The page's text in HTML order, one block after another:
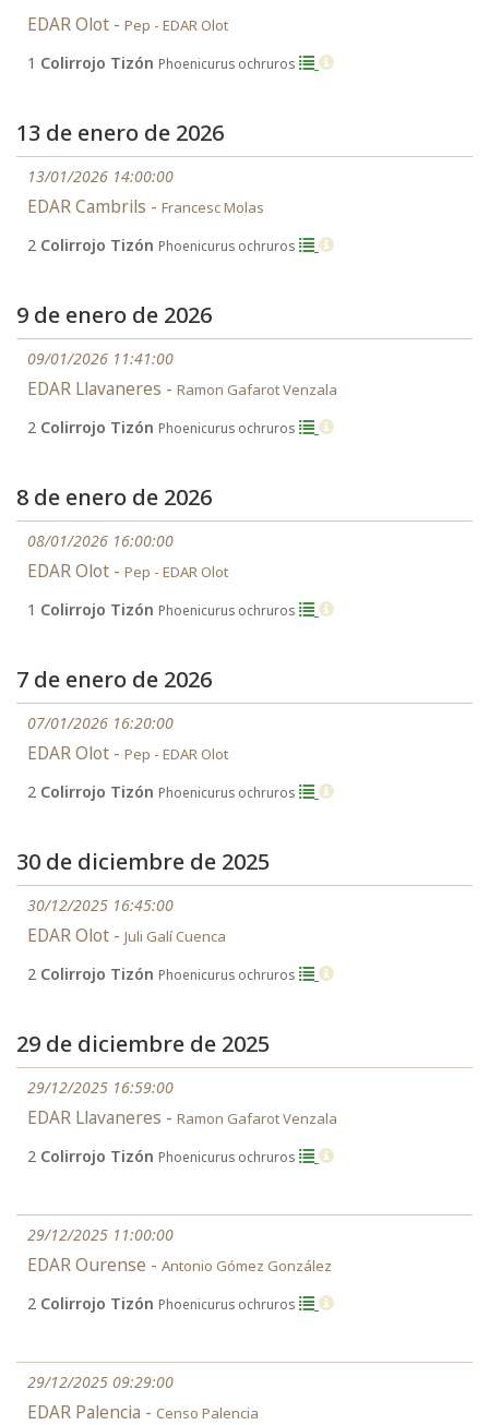
EDAR Olot - Pep - EDAR Olot
1 Colirrojo Tizón Phoenicurus ochruros
13 de enero de 2026
13/01/2026 14:00:00
EDAR Cambrils - Francesc Molas
2 Colirrojo Tizón Phoenicurus ochruros
9 de enero de 2026
09/01/2026 11:41:00
EDAR Llavaneres - Ramon Gafarot Venzala
2 Colirrojo Tizón Phoenicurus ochruros
8 de enero de 2026
08/01/2026 16:00:00
EDAR Olot - Pep - EDAR Olot
1 Colirrojo Tizón Phoenicurus ochruros
7 de enero de 2026
07/01/2026 16:20:00
EDAR Olot - Pep - EDAR Olot
2 Colirrojo Tizón Phoenicurus ochruros
30 de diciembre de 2025
30/12/2025 16:45:00
EDAR Olot - Juli Galí Cuenca
2 Colirrojo Tizón Phoenicurus ochruros
29 de diciembre de 2025
29/12/2025 16:59:00
EDAR Llavaneres - Ramon Gafarot Venzala
2 Colirrojo Tizón Phoenicurus ochruros
29/12/2025 11:00:00
EDAR Ourense - Antonio Gómez González
2 Colirrojo Tizón Phoenicurus ochruros
29/12/2025 09:29:00
EDAR Palencia - Censo Palencia